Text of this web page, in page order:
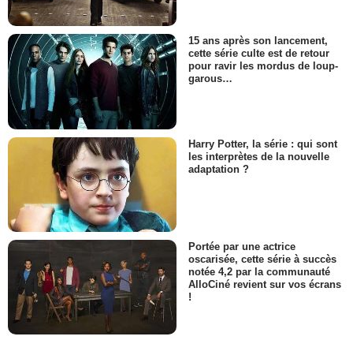
15 ans après son lancement,
cette série culte est de retour
pour ravir les mordus de loup-
garous…
Harry Potter, la série : qui sont
les interprètes de la nouvelle
adaptation ?
Portée par une actrice
oscarisée, cette série à succès
notée 4,2 par la communauté
AlloCiné revient sur vos écrans
!